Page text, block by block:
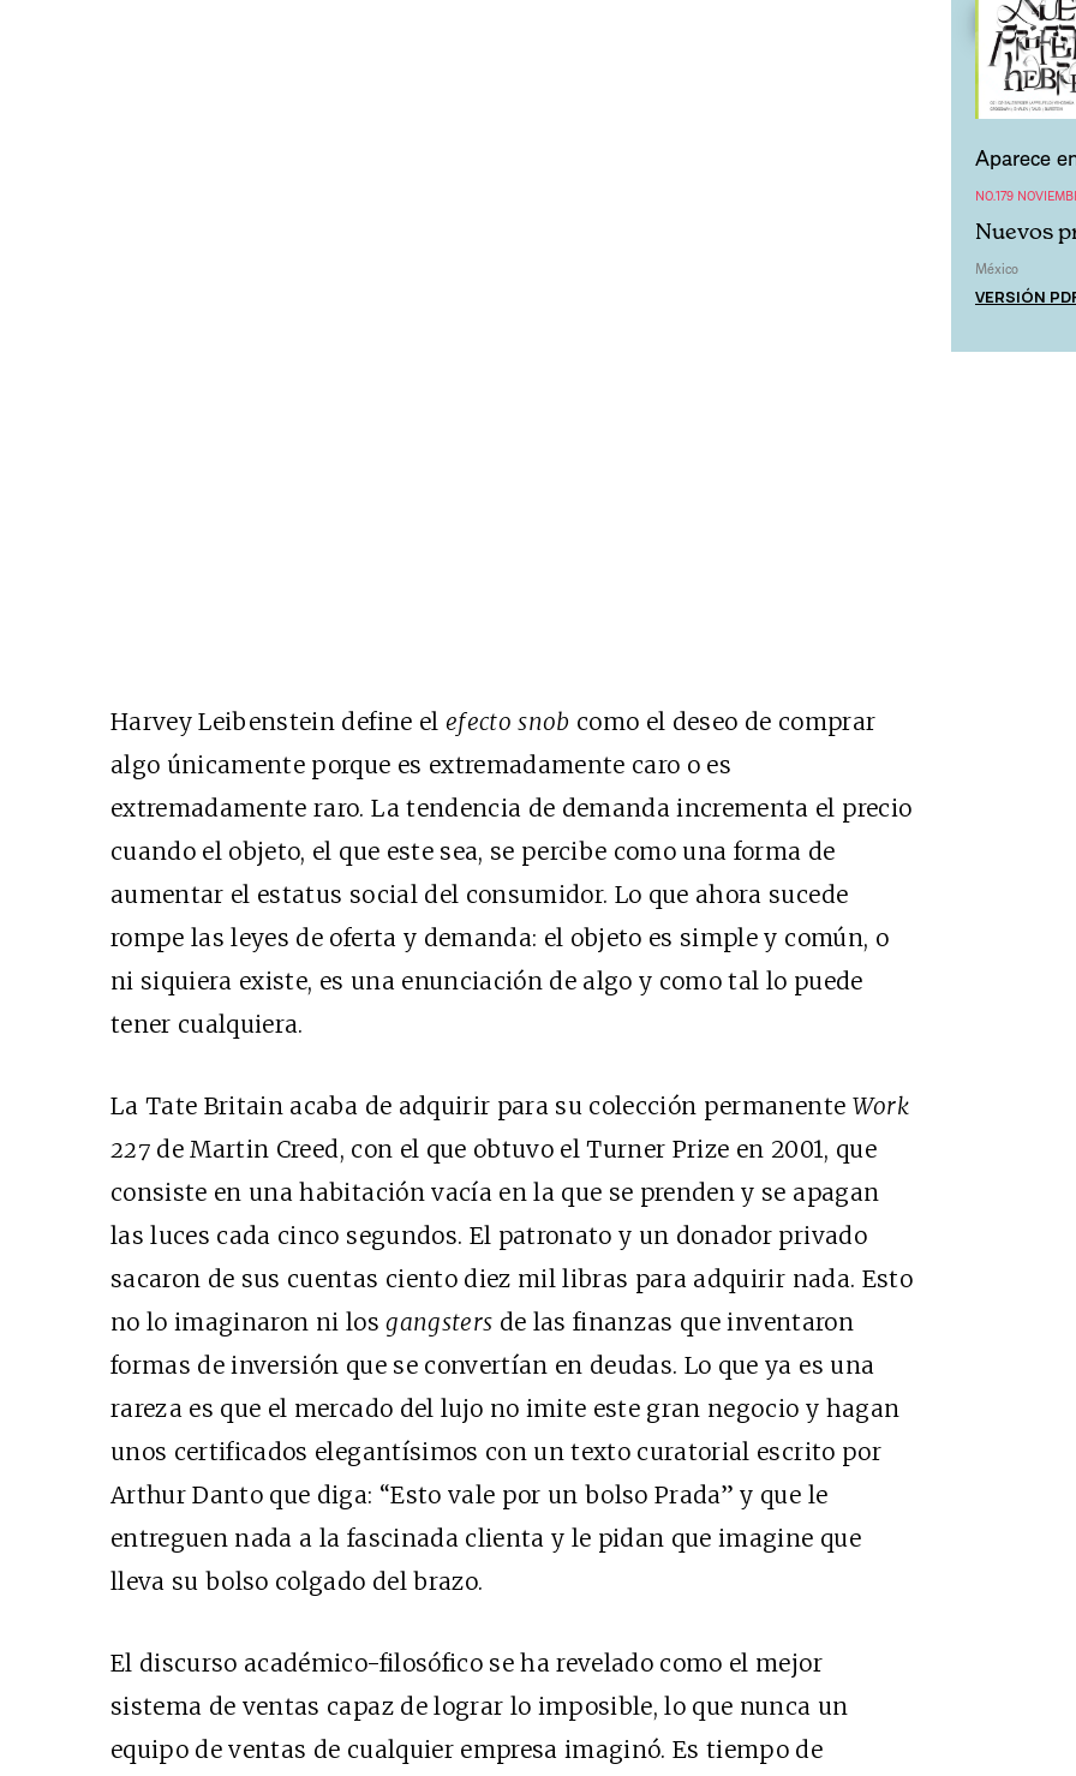
Harvey Leibenstein define el efecto snob como el deseo de comprar
algo únicamente porque es extremadamente caro o es
extremadamente raro. La tendencia de demanda incrementa el precio
cuando el objeto, el que este sea, se percibe como una forma de
aumentar el estatus social del consumidor. Lo que ahora sucede
rompe las leyes de oferta y demanda: el objeto es simple y común, o
ni siquiera existe, es una enunciación de algo y como tal lo puede
tener cualquiera.
La Tate Britain acaba de adquirir para su colección permanente Work
227 de Martin Creed, con el que obtuvo el Turner Prize en 2001, que
consiste en una habitación vacía en la que se prenden y se apagan
las luces cada cinco segundos. El patronato y un donador privado
sacaron de sus cuentas ciento diez mil libras para adquirir nada. Esto
no lo imaginaron ni losgangsters de las finanzas que inventaron
formas de inversión que se convertían en deudas. Lo que ya es una
rareza es que el mercado del lujo no imite este gran negocio y hagan
unos certificados elegantísimos con un texto curatorial escrito por
Arthur Danto que diga: “Esto vale por un bolso Prada” y que le
entreguen nada a la fascinada clienta y le pidan que imagine que
lleva su bolso colgado del brazo.
El discurso académico-filosófico se ha revelado como el mejor
sistema de ventas capaz de lograr lo imposible, lo que nunca un
equipo de ventas de cualquier empresa imaginó. Es tiempo de
Aparece
NO.179
Nuevos
México
VERSIÓN